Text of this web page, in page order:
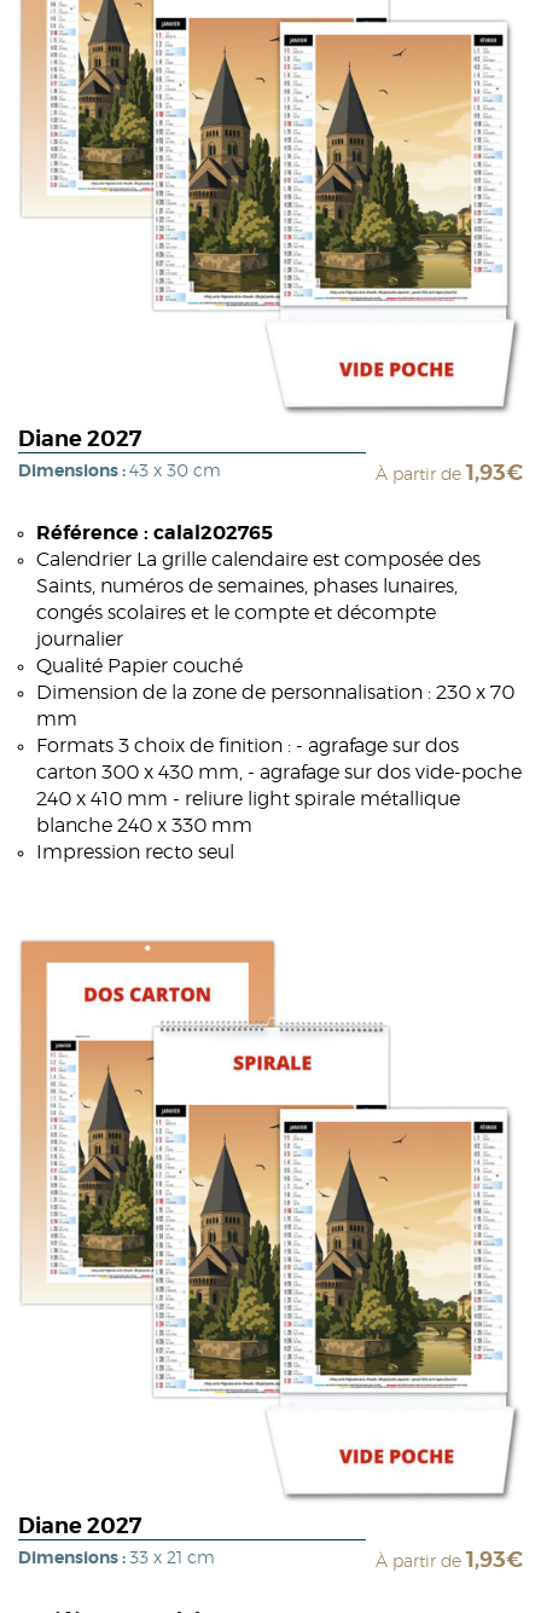
Diane 2027
Dimensions : 43 x 30 cm À partir de 1,93€
Référence : calal202765
Calendrier La grille calendaire est composée des
Saints, numéros de semaines, phases lunaires,
congés scolaires et le compte et décompte
journalier
Qualité Papier couché
Dimension de la zone de personnalisation : 230 x 70
mm
Formats 3 choix de finition : - agrafage sur dos
carton 300 x 430 mm, - agrafage sur dos vide-poche
240 x 410 mm - reliure light spirale métallique
blanche 240 x 330 mm
Impression recto seul
Diane 2027
Dimensions : 33 x 21 cm À partir de 1,93€